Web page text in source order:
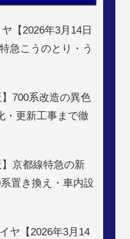
【2026年3月14日
急こうのとり・う
700系改造の異色
・更新工事まで徹
京都線特急の新
置き換え・車内設
ヤ【2026年3月14